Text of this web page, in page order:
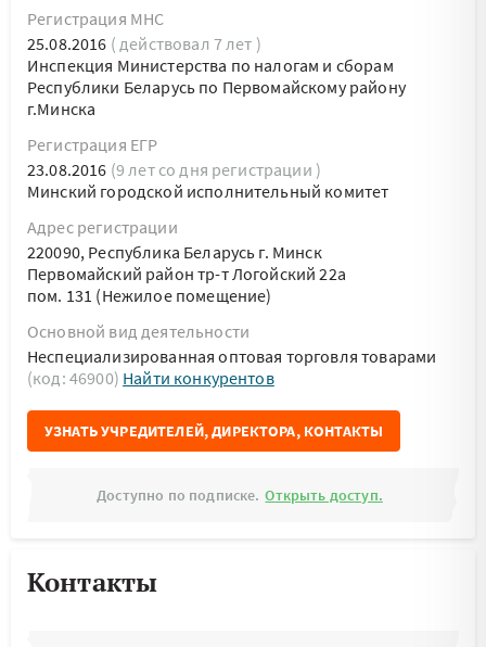
Регистрация МНС
25.08.2016 ( действовал 7 лет )
Инспекция Министерства по налогам и сборам
Республики Беларусь по Первомайскому району
г.Минска
Регистрация ЕГР
23.08.2016 (9 лет со дня регистрации )
Минский городской исполнительный комитет
Адрес регистрации
220090, Республика Беларусь г. Минск
Первомайский район тр-т Логойский 22а
пом. 131 (Нежилое помещение)
Основной вид деятельности
Неспециализированная оптовая торговля товарами
(код: 46900) Найти конкурентов
УЗНАТЬ УЧРЕДИТЕЛЕЙ, ДИРЕКТОРА, КОНТАКТЫ
Доступно по подписке. Открыть доступ.
Контакты